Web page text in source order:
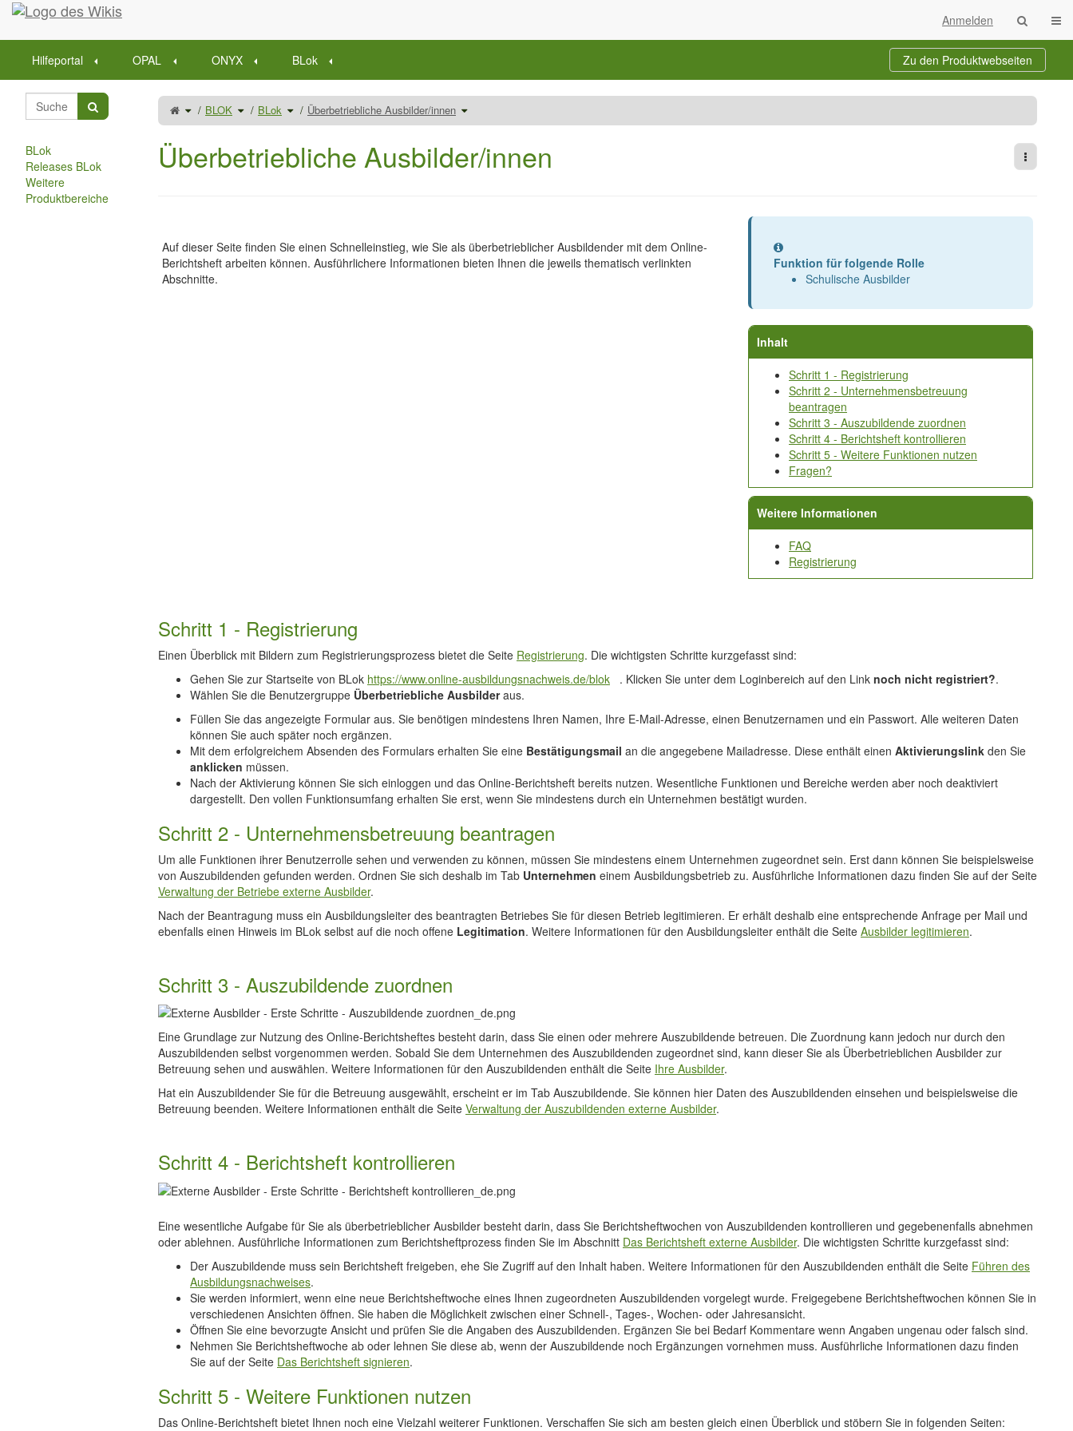
Startseite
Anmelden
Hilfeportal OPAL ONYX BLok Zu den Produktwebseiten
Schalte
denübergeordneten
Baum
von
BLOK Schalte
denVerzeichnisbaum
unter
BLOK
BLok Schalte
denVerzeichnisbaum
unter
BLok
Überbetriebliche Ausbilder/innen Schalte
den
unter
Überbetriebliche
Überbetriebliche Ausbilder/innen Weitere
Auf dieser Seite finden Sie einen Schnelleinstieg, wie Sie als überbetrieblicher Ausbildender mit dem Online-
Berichtsheft arbeiten können. Ausführlichere Informationen bieten Ihnen die jeweils thematisch verlinkten
Abschnitte.
Information
Funktion für folgende Rolle
Schulische Ausbilder
Inhalt
Schritt 1 - Registrierung
Schritt 2 - Unternehmensbetreuung
beantragen
Schritt 3 - Auszubildende zuordnen
Schritt 4 - Berichtsheft kontrollieren
Schritt 5 - Weitere Funktionen nutzen
Fragen?
Weitere Informationen
FAQ
Registrierung
Schritt 1 - Registrierung
Einen Überblick mit Bildern zum Registrierungsprozess bietet die Seite Registrierung. Die wichtigsten Schritte kurzgefasst sind:
Gehen Sie zur Startseite von BLok https://www.online-ausbildungsnachweis.de/blok . Klicken Sie unter dem Loginbereich auf den Link noch nicht registriert?.
Wählen Sie die Benutzergruppe Überbetriebliche Ausbilderaus.
Füllen Sie das angezeigte Formular aus. Sie benötigen mindestens Ihren Namen, Ihre E-Mail-Adresse, einen Benutzernamen und ein Passwort. Alle weiteren Daten
können Sie auch später noch ergänzen.
Mit dem erfolgreichem Absenden des Formulars erhalten Sie eine Bestätigungsmail an die angegebene Mailadresse. Diese enthält einen Aktivierungslink den Sie
anklicken müssen.
Nach der Aktivierung können Sie sich einloggen und das Online-Berichtsheft bereits nutzen. Wesentliche Funktionen und Bereiche werden aber noch deaktiviert
dargestellt. Den vollen Funktionsumfang erhalten Sie erst, wenn Sie mindestens durch ein Unternehmen bestätigt wurden.
Schritt 2 - Unternehmensbetreuung beantragen
Um alle Funktionen ihrer Benutzerrolle sehen und verwenden zu können, müssen Sie mindestens einem Unternehmen zugeordnet sein. Erst dann können Sie beispielsweise
von Auszubildenden gefunden werden. Ordnen Sie sich deshalb im Tab Unternehmen einem Ausbildungsbetrieb zu. Ausführliche Informationen dazu finden Sie auf der Seite
Verwaltung der Betriebe externe Ausbilder.
Nach der Beantragung muss ein Ausbildungsleiter des beantragten Betriebes Sie für diesen Betrieb legitimieren. Er erhält deshalb eine entsprechende Anfrage per Mail und
ebenfalls einen Hinweis im BLok selbst auf die noch offene Legitimation. Weitere Informationen für den Ausbildungsleiter enthält die Seite Ausbilder legitimieren.
Schritt 3 - Auszubildende zuordnen
Eine Grundlage zur Nutzung des Online-Berichtsheftes besteht darin, dass Sie einen oder mehrere Auszubildende betreuen. Die Zuordnung kann jedoch nur durch den
Auszubildenden selbst vorgenommen werden. Sobald Sie dem Unternehmen des Auszubildenden zugeordnet sind, kann dieser Sie als Überbetrieblichen Ausbilder zur
Betreuung sehen und auswählen. Weitere Informationen für den Auszubildenden enthält die Seite Ihre Ausbilder.
Hat ein Auszubildender Sie für die Betreuung ausgewählt, erscheint er im Tab Auszubildende. Sie können hier Daten des Auszubildenden einsehen und beispielsweise die
Betreuung beenden. Weitere Informationen enthält die Seite Verwaltung der Auszubildenden externe Ausbilder.
Schritt 4 - Berichtsheft kontrollieren
Eine wesentliche Aufgabe für Sie als überbetrieblicher Ausbilder besteht darin, dass Sie Berichtsheftwochen von Auszubildenden kontrollieren und gegebenenfalls abnehmen
oder ablehnen. Ausführliche Informationen zum Berichtsheftprozess finden Sie im Abschnitt Das Berichtsheft externe Ausbilder. Die wichtigsten Schritte kurzgefasst sind:
Der Auszubildende muss sein Berichtsheft freigeben, ehe Sie Zugriff auf den Inhalt haben. Weitere Informationen für den Auszubildenden enthält die Seite Führen des
Ausbildungsnachweises.
Sie werden informiert, wenn eine neue Berichtsheftwoche eines Ihnen zugeordneten Auszubildenden vorgelegt wurde. Freigegebene Berichtsheftwochen können Sie in
verschiedenen Ansichten öffnen. Sie haben die Möglichkeit zwischen einer Schnell-, Tages-, Wochen- oder Jahresansicht.
Öffnen Sie eine bevorzugte Ansicht und prüfen Sie die Angaben des Auszubildenden. Ergänzen Sie bei Bedarf Kommentare wenn Angaben ungenau oder falsch sind.
Nehmen Sie Berichtsheftwoche ab oder lehnen Sie diese ab, wenn der Auszubildende noch Ergänzungen vornehmen muss. Ausführliche Informationen dazu finden
Sie auf der Seite Das Berichtsheft signieren.
Schritt 5 - Weitere Funktionen nutzen
Das Online-Berichtsheft bietet Ihnen noch eine Vielzahl weiterer Funktionen. Verschaffen Sie sich am besten gleich einen Überblick und stöbern Sie in folgenden Seiten:
BLok
Releases BLok
Weitere
Produktbereiche